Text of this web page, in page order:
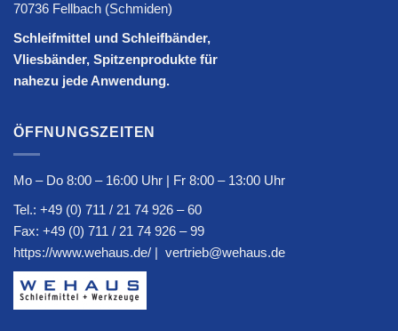
70736 Fellbach (Schmiden)
Schleifmittel und Schleifbänder,
Vliesbänder, Spitzenprodukte für
nahezu jede Anwendung.
ÖFFNUNGSZEITEN
Mo – Do 8:00 – 16:00 Uhr | Fr 8:00 – 13:00 Uhr
Tel.: +49 (0) 711 / 21 74 926 – 60
Fax: +49 (0) 711 / 21 74 926 – 99
https://www.wehaus.de/ | vertrieb@wehaus.de